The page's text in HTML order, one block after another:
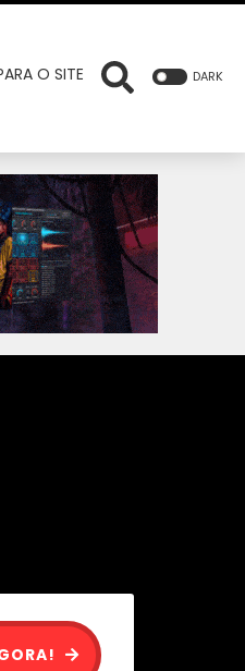
O SITE DARK